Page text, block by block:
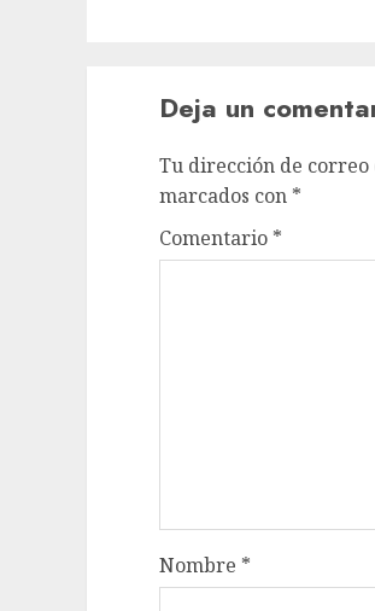
Deja un
Tu dirección de
marcados con *
Comentario *
Nombre *